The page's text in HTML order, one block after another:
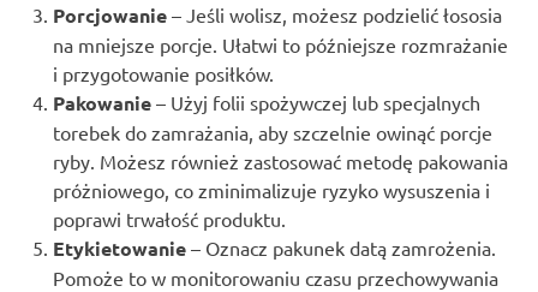
Porcjowanie – Jeśli wolisz, możesz podzielić łososia
na mniejsze porcje. Ułatwi to późniejsze rozmrażanie
i przygotowanie posiłków.
Pakowanie – Użyj folii spożywczej lub specjalnych
torebek do zamrażania, aby szczelnie owinąć porcje
ryby. Możesz również zastosować metodę pakowania
próżniowego, co zminimalizuje ryzyko wysuszenia i
poprawi trwałość produktu.
Etykietowanie – Oznacz pakunek datą zamrożenia.
Pomoże to w monitorowaniu czasu przechowywania